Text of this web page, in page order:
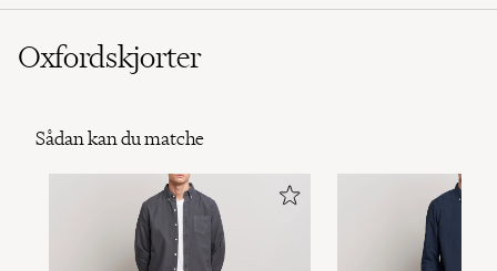
Oxfordskjorter
Sådan kan du matche